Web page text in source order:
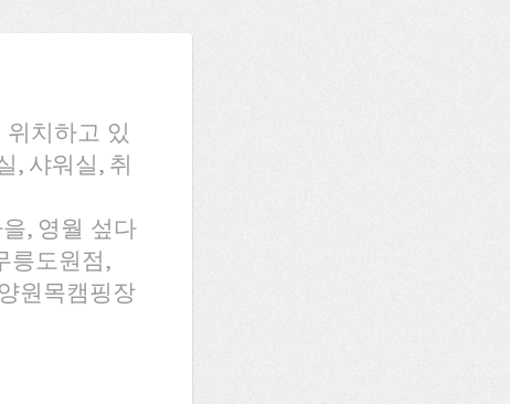
치하고 있
, 샤워실, 취
, 영월 섶다
릉도원점,
원목캠핑장